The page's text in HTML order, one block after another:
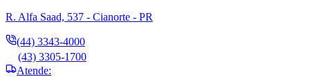
R. Alfa Saad, 537 - Cianorte - PR
(44) 3343-4000
(43) 3305-1700
Atende: